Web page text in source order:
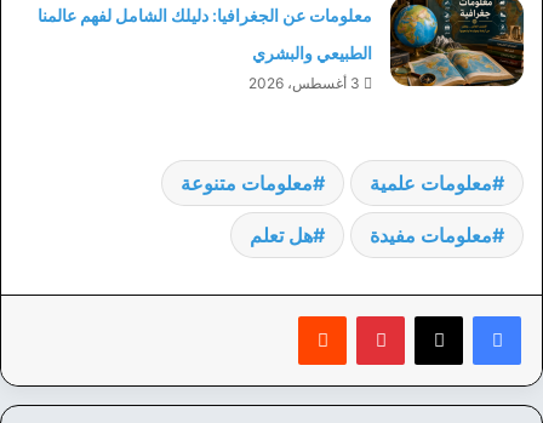
معلومات عن الجغرافيا: دليلك الشامل لفهم عالمنا
الطبيعي والبشري
3 أغسطس، 2026
معلومات علمية معلومات متنوعة
معلومات مفيدة هل تعلم
بينتيريست